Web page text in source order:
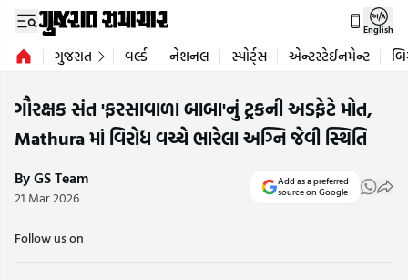
English
ગુજરાત વર્લ્ડ નેશનલ સ્પોર્ટ્સ એન્ટરટેઈનમેન્ટ
ગૌરક્ષક સંત 'ફરસાવાળા બાબા'નું ટ્રકની અડફેટે મોત,
Mathura માં વિરોધ વચ્ચે ભારેલા અગ્નિ જેવી સ્થિતિ
By GS Team
21 Mar 2026
Add as a preferred
source on Google
Follow us on